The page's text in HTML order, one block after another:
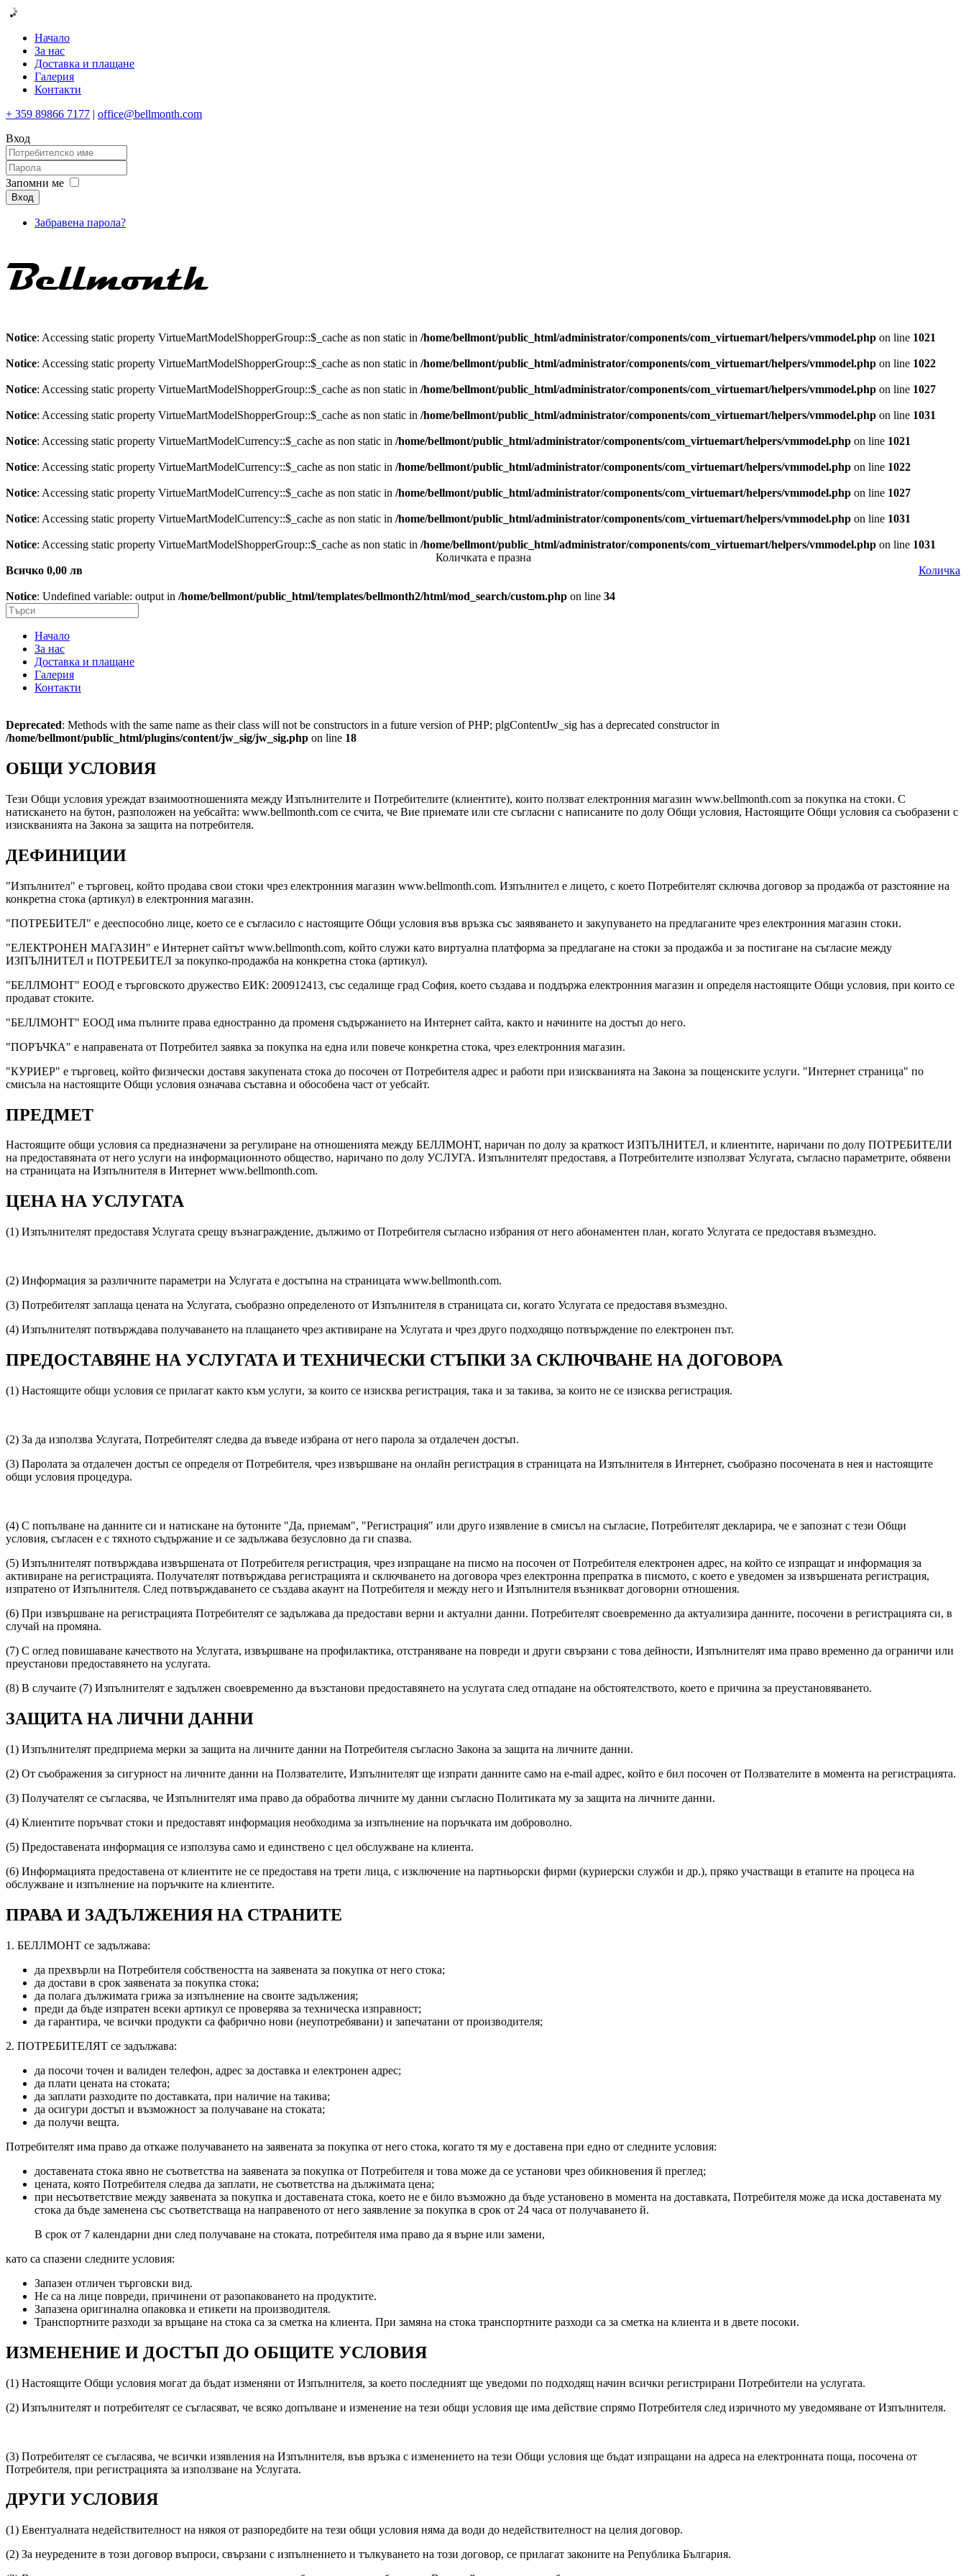
Начало
За нас
Доставка и плащане
Галерия
Контакти
+ 359 89866 7177 | office@bellmonth.com
Вход
Запомни ме
Вход
Забравена парола?
Notice: Accessing static property VirtueMartModelShopperGroup::$_cache as non static in /home/bellmont/public_html/administrator/components/com_virtuemart/helpers/vmmodel.php on line 1021
Notice: Accessing static property VirtueMartModelShopperGroup::$_cache as non static in /home/bellmont/public_html/administrator/components/com_virtuemart/helpers/vmmodel.php on line 1022
Notice: Accessing static property VirtueMartModelShopperGroup::$_cache as non static in /home/bellmont/public_html/administrator/components/com_virtuemart/helpers/vmmodel.php on line 1027
Notice: Accessing static property VirtueMartModelShopperGroup::$_cache as non static in /home/bellmont/public_html/administrator/components/com_virtuemart/helpers/vmmodel.php on line 1031
Notice: Accessing static property VirtueMartModelCurrency::$_cache as non static in /home/bellmont/public_html/administrator/components/com_virtuemart/helpers/vmmodel.php on line 1021
Notice: Accessing static property VirtueMartModelCurrency::$_cache as non static in /home/bellmont/public_html/administrator/components/com_virtuemart/helpers/vmmodel.php on line 1022
Notice: Accessing static property VirtueMartModelCurrency::$_cache as non static in /home/bellmont/public_html/administrator/components/com_virtuemart/helpers/vmmodel.php on line 1027
Notice: Accessing static property VirtueMartModelCurrency::$_cache as non static in /home/bellmont/public_html/administrator/components/com_virtuemart/helpers/vmmodel.php on line 1031
Notice: Accessing static property VirtueMartModelShopperGroup::$_cache as non static in /home/bellmont/public_html/administrator/components/com_virtuemart/helpers/vmmodel.php on line 1031
Количката е празна
Количка
Всичко 0,00 лв
Notice: Undefined variable: output in /home/bellmont/public_html/templates/bellmonth2/html/mod_search/custom.php on line 34
Начало
За нас
Доставка и плащане
Галерия
Контакти
Deprecated: Methods with the same name as their class will not be constructors in a future version of PHP; plgContentJw_sig has a deprecated constructor in
/home/bellmont/public_html/plugins/content/jw_sig/jw_sig.php on line 18
ОБЩИ УСЛОВИЯ
Тези Общи условия уреждат взаимоотношенията между Изпълнителите и Потребителите (клиентите), които ползват електронния магазин www.bellmonth.com за покупка на стоки. С
натискането на бутон, разположен на уебсайта: www.bellmonth.com cе счита, че Вие приемате или сте съгласни с написаните по долу Общи условия, Настоящите Общи условия са съобразени с
изискванията на Закона за защита на потребителя.
ДЕФИНИЦИИ
"Изпълнител" е търговец, който продава свои стоки чрез електронния магазин www.bellmonth.com. Изпълнител е лицето, с което Потребителят сключва договор за продажба от разстояние на
конкретна стока (артикул) в електронния магазин.
"ПОТРЕБИТЕЛ" e дееспособно лице, което се е съгласило с настоящите Общи условия във връзка със заявяването и закупуването на предлаганите чрез електронния магазин стоки.
"ЕЛЕКТРОНЕН МАГАЗИН" е Интернет сайтът www.bellmonth.com, който служи като виртуална платформа за предлагане на стоки за продажба и за постигане на съгласие между
ИЗПЪЛНИТЕЛ и ПОТРЕБИТЕЛ за покупко-продажба на конкретна стока (артикул).
"БЕЛЛМОНТ" ЕООД е търговското дружество ЕИК: 200912413, със седалище град София, което създава и поддържа електронния магазин и определя настоящите Общи условия, при които се
продават стоките.
"БЕЛЛМОНТ" ЕООД има пълните права едностранно да променя съдържанието на Интернет сайта, както и начините на достъп до него.
"ПОРЪЧКА" е направената от Потребител заявка за покупка на една или повече конкретна стока, чрез електронния магазин.
"КУРИЕР" е търговец, който физически доставя закупената стока до посочен от Потребителя адрес и работи при изискванията на Закона за пощенските услуги. "Интернет страница" по
смисъла на настоящите Общи условия означава съставна и обособена част от уебсайт.
ПРЕДМЕТ
Настоящите общи условия са предназначени за регулиране на отношенията между БЕЛЛМОНТ, наричан по долу за краткост ИЗПЪЛНИТЕЛ, и клиентите, наричани по долу ПОТРЕБИТЕЛИ
на предоставяната от него услуги на информационното общество, наричано по долу УСЛУГА. Изпълнителят предоставя, а Потребителите използват Услугата, съгласно параметрите, обявени
на страницата на Изпълнителя в Интернет www.bellmonth.com.
ЦЕНА НА УСЛУГАТА
(1) Изпълнителят предоставя Услугата срещу възнаграждение, дължимо от Потребителя съгласно избрания от него абонаментен план, когато Услугата се предоставя възмездно.
(2) Информация за различните параметри на Услугата е достъпна на страницата www.bellmonth.com.
(3) Потребителят заплаща цената на Услугата, съобразно определеното от Изпълнителя в страницата си, когато Услугата се предоставя възмездно.
(4) Изпълнителят потвърждава получаването на плащането чрез активиране на Услугата и чрез друго подходящо потвърждение по електронен път.
ПРЕДОСТАВЯНЕ НА УСЛУГАТА И ТЕХНИЧЕСКИ СТЪПКИ ЗА СКЛЮЧВАНЕ НА ДОГОВОРА
(1) Настоящите общи условия се прилагат както към услуги, за които се изисква регистрация, така и за такива, за които не се изисква регистрация.
(2) За да използва Услугата, Потребителят следва да въведе избрана от него парола за отдалечен достъп.
(3) Паролата за отдалечен достъп се определя от Потребителя, чрез извършване на онлайн регистрация в страницата на Изпълнителя в Интернет, съобразно посочената в нея и настоящите
общи условия процедура.
(4) С попълване на данните си и натискане на бутоните "Да, приемам", "Регистрация" или друго изявление в смисъл на съгласие, Потребителят декларира, че е запознат с тези Общи
условия, съгласен е с тяхното съдържание и се задължава безусловно да ги спазва.
(5) Изпълнителят потвърждава извършената от Потребителя регистрация, чрез изпращане на писмо на посочен от Потребителя електронен адрес, на който се изпращат и информация за
активиране на регистрацията. Получателят потвърждава регистрацията и сключването на договора чрез електронна препратка в писмото, с което е уведомен за извършената регистрация,
изпратено от Изпълнителя. След потвърждаването се създава акаунт на Потребителя и между него и Изпълнителя възникват договорни отношения.
(6) При извършване на регистрацията Потребителят се задължава да предостави верни и актуални данни. Потребителят своевременно да актуализира данните, посочени в регистрацията си, в
случай на промяна.
(7) С оглед повишаване качеството на Услугата, извършване на профилактика, отстраняване на повреди и други свързани с това дейности, Изпълнителят има право временно да ограничи или
преустанови предоставянето на услугата.
(8) В случаите (7) Изпълнителят е задължен своевременно да възстанови предоставянето на услугата след отпадане на обстоятелството, което е причина за преустановяването.
ЗАЩИТА НА ЛИЧНИ ДАННИ
(1) Изпълнителят предприема мерки за защита на личните данни на Потребителя съгласно Закона за защита на личните данни.
(2) От съображения за сигурност на личните данни на Ползвателите, Изпълнителят ще изпрати данните само на e-mail адрес, който е бил посочен от Ползвателите в момента на регистрацията.
(3) Получателят се съгласява, че Изпълнителят има право да обработва личните му данни съгласно Политиката му за защита на личните данни.
(4) Клиентите поръчват стоки и предоставят информация необходима за изпълнение на поръчката им доброволно.
(5) Предоставената информация се използува само и единствено с цел обслужване на клиента.
(6) Информацията предоставена от клиентите не се предоставя на трети лица, с изключение на партньорски фирми (куриерски служби и др.), пряко участващи в етапите на процеса на
обслужване и изпълнение на поръчките на клиентите.
ПРАВА И ЗАДЪЛЖЕНИЯ НА СТРАНИТЕ
1. БЕЛЛМОНТ се задължава:
да прехвърли на Потребителя собствеността на заявената за покупка от него стока;
да достави в срок заявената за покупка стока;
да полага дължимата грижа за изпълнение на своите задължения;
преди да бъде изпратен всеки артикул се проверява за техническа изправност;
да гарантира, че всички продукти са фабрично нови (неупотребявани) и запечатани от производителя;
2. ПОТРЕБИТЕЛЯТ се задължава:
да посочи точен и валиден телефон, адрес за доставка и електронен адрес;
да плати цената на стоката;
да заплати разходите по доставката, при наличие на такива;
да осигури достъп и възможност за получаване на стоката;
да получи вещта.
Потребителят има право да откаже получаването на заявената за покупка от него стока, когато тя му е доставена при едно от следните условия:
доставената стока явно не съответства на заявената за покупка от Потребителя и това може да се установи чрез обикновения й преглед;
цената, която Потребителя следва да заплати, не съответства на дължимата цена;
при несъответствие между заявената за покупка и доставената стока, което не е било възможно да бъде установено в момента на доставката, Потребителя може да иска доставената му
стока да бъде заменена със съответстваща на направеното от него заявление за покупка в срок от 24 часа от получаването й.
В срок от 7 календарни дни след получаване на стоката, потребителя има право да я върне или замени,
като са спазени следните условия:
Запазен отличен търговски вид.
Не са на лице повреди, причинени от разопаковането на продуктите.
Запазена оригинална опаковка и етикети на производителя.
Транспортните разходи за връщане на стока са за сметка на клиента. При замяна на стока транспортните разходи са за сметка на клиента и в двете посоки.
ИЗМЕНЕНИЕ И ДОСТЪП ДО ОБЩИТЕ УСЛОВИЯ
(1) Настоящите Общи условия могат да бъдат изменяни от Изпълнителя, за което последният ще уведоми по подходящ начин всички регистрирани Потребители на услугата.
(2) Изпълнителят и потребителят се съгласяват, че всяко допълване и изменение на тези общи условия ще има действие спрямо Потребителя след изричното му уведомяване от Изпълнителя.
(3) Потребителят се съгласява, че всички изявления на Изпълнителя, във връзка с изменението на тези Общи условия ще бъдат изпращани на адреса на електронната поща, посочена от
Потребителя, при регистрацията за използване на Услугата.
ДРУГИ УСЛОВИЯ
(1) Евентуалната недействителност на някоя от разпоредбите на тези общи условия няма да води до недействителност на целия договор.
(2) За неуредените в този договор въпроси, свързани с изпълнението и тълкуването на този договор, се прилагат законите на Република България.